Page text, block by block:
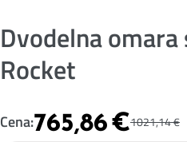
Dvodelna
Rocket
Cena:765,86€1021,14€